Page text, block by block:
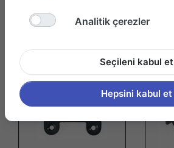
Filtrele ve SıralaAnalitik çerezler
Seçileni kabul et
Hepsini kabul et